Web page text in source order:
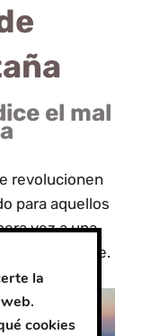
el mal
revolucionen
para aquellos
vez a una
hecho frente.
la
cookies